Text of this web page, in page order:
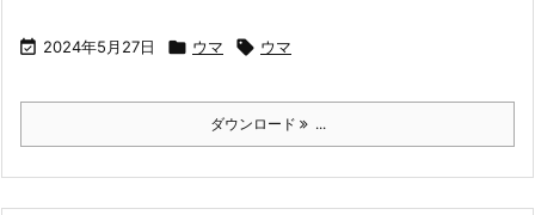
 2024年5月27日  ウマ  ウマ
ダウンロード ...